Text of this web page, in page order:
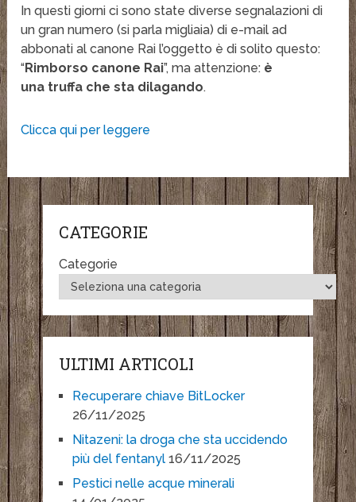
In questi giorni ci sono state diverse segnalazioni di
un gran numero (si parla migliaia) di e-mail ad
abbonati al canone Rai l’oggetto è di solito questo:
“Rimborso canone Rai”, ma attenzione: è
una truffa che sta dilagando.
Clicca qui per leggere
CATEGORIE
Categorie
ULTIMI ARTICOLI
Recuperare chiave BitLocker
26/11/2025
Nitazeni: la droga che sta uccidendo
più del fentanyl 16/11/2025
Pestici nelle acque minerali